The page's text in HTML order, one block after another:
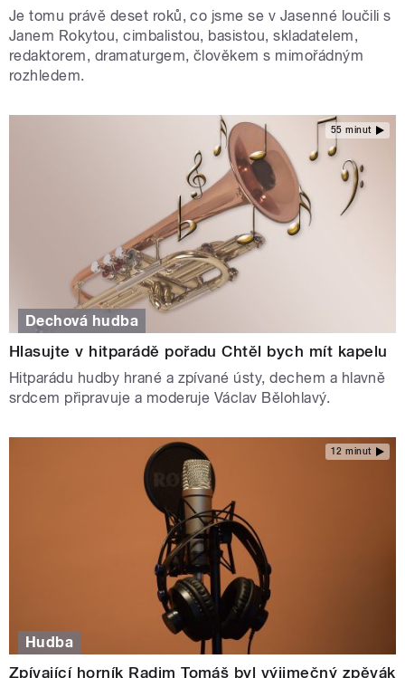
Je tomu právě deset roků, co jsme se v Jasenné loučili s
Janem Rokytou, cimbalistou, basistou, skladatelem,
redaktorem, dramaturgem, člověkem s mimořádným
rozhledem.
55 minut
Dechová hudba
Hlasujte v hitparádě pořadu Chtěl bych mít kapelu
Hitparádu hudby hrané a zpívané ústy, dechem a hlavně
srdcem připravuje a moderuje Václav Bělohlavý.
12 minut
Hudba
Zpívající horník Radim Tomáš byl výjimečný zpěvák